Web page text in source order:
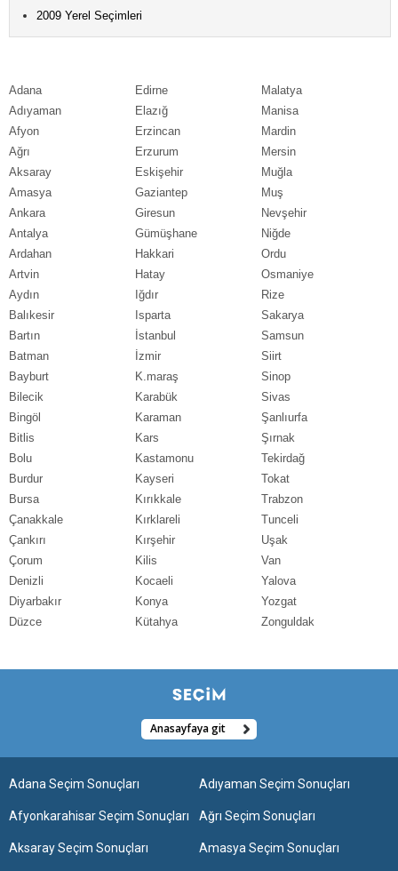
Adana
Adıyaman
Afyon
Ağrı
Aksaray
Amasya
Ankara
Antalya
Ardahan
Artvin
Aydın
Balıkesir
Bartın
Batman
Bayburt
Bilecik
Bingöl
Bitlis
Bolu
Burdur
Bursa
Çanakkale
Çankırı
Çorum
Denizli
Diyarbakır
Düzce
Edirne
Elazığ
Erzincan
Erzurum
Eskişehir
Gaziantep
Giresun
Gümüşhane
Hakkari
Hatay
Iğdır
Isparta
İstanbul
İzmir
K.maraş
Karabük
Karaman
Kars
Kastamonu
Kayseri
Kırıkkale
Kırklareli
Kırşehir
Kilis
Kocaeli
Konya
Kütahya
Malatya
Manisa
Mardin
Mersin
Muğla
Muş
Nevşehir
Niğde
Ordu
Osmaniye
Rize
Sakarya
Samsun
Siirt
Sinop
Sivas
Şanlıurfa
Şırnak
Tekirdağ
Tokat
Trabzon
Tunceli
Uşak
Van
Yalova
Yozgat
Zonguldak
2009 Yerel Seçimleri
Anasayfaya git
Adana Seçim Sonuçları Adıyaman Seçim Sonuçları
Afyonkarahisar Seçim Sonuçları Ağrı Seçim Sonuçları
Aksaray Seçim Sonuçları Amasya Seçim Sonuçları